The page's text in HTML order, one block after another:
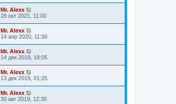
Mr. Alexx
28 окт 2021, 11:00
Mr. Alexx
14 апр 2020, 11:30
Mr. Alexx
14 дек 2019, 18:05
Mr. Alexx
13 дек 2019, 01:25
Mr. Alexx
30 авг 2019, 12:30